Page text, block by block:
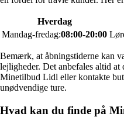
Hverdag
Mandag-fredag:08:00-20:00
Bemærk, at åbningstiderne kan
lejligheder. Det anbefales altid
Minetilbud Lidl eller kontakte
unødvendige ture.
Hvad kan du finde på